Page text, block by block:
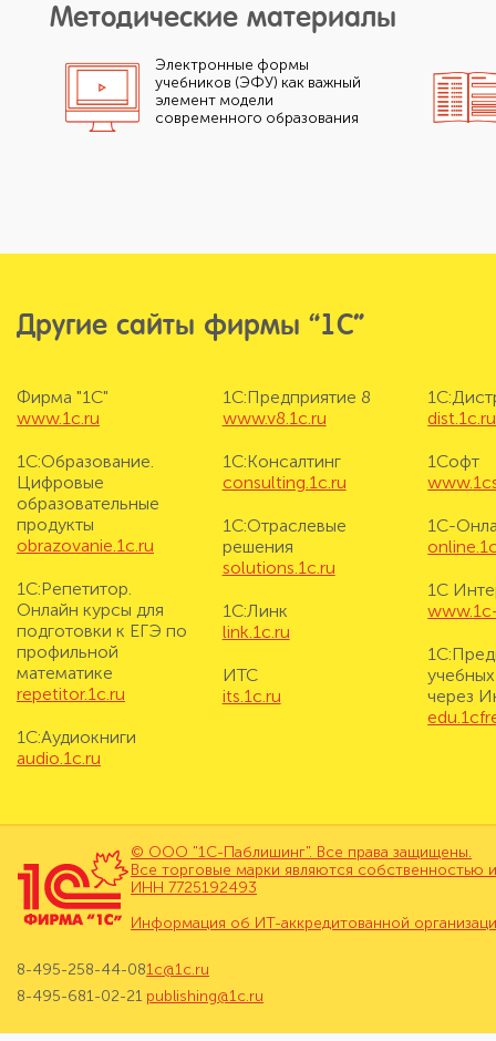
Методические материалы
Электронные формы
учебников (ЭФУ) как важный
элемент модели
современного образования
Другие сайты фирмы “1С”
Фирма "1С"
www.1c.ru
1С:Образование.
Цифровые
образовательные
продукты
obrazovanie.1c.ru
1С:Репетитор.
Онлайн курсы для
подготовки к ЕГЭ по
профильной
математике
repetitor.1c.ru
1С:Аудиокниги
audio.1c.ru
1С:Предприятие 8
www.v8.1c.ru
1С:Консалтинг
consulting.1c.ru
1С:Отраслевые
решения
solutions.1c.ru
1С:Линк
link.1c.ru
ИТС
its.1c.ru
dist.1c.ru
1Софт
1С-
1С
через
© ООО "1С-Паблишинг". Все права защищены.
Все торговые марки являются собственностью
ИНН 7725192493
Информация об ИТ-аккредитованной
8-495-258-44-08
8-495-681-02-21
1c@1c.ru
publishing@1c.ru